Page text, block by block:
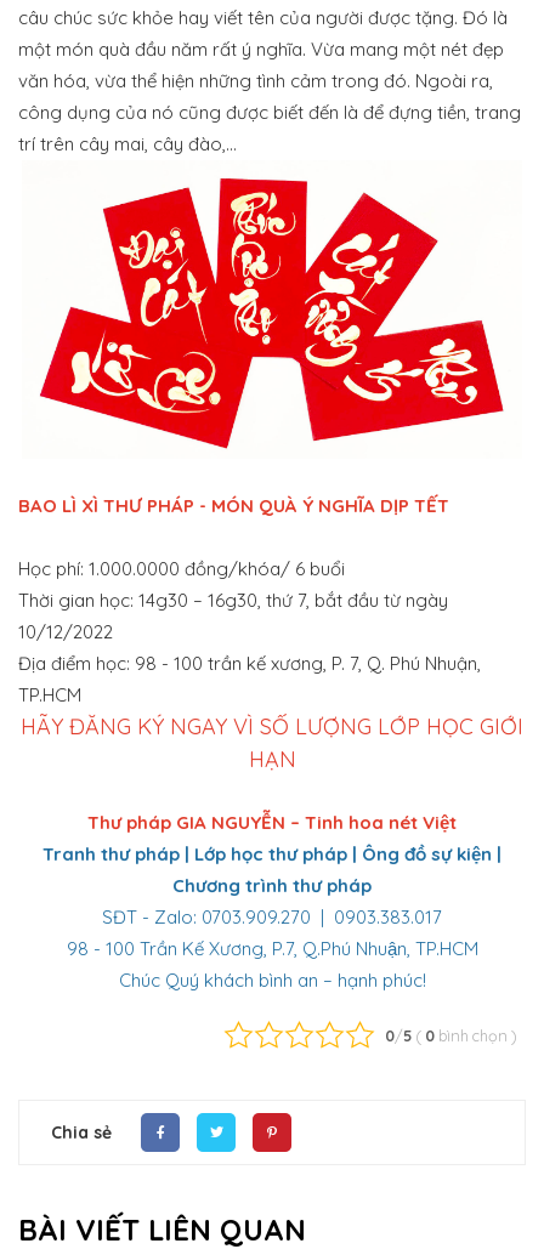
câu chúc sức khỏe hay viết tên của người được tặng. Đó là
một món quà đầu năm rất ý nghĩa. Vừa mang một nét đẹp
văn hóa, vừa thể hiện những tình cảm trong đó. Ngoài ra,
công dụng của nó cũng được biết đến là để đựng tiền, trang
trí trên cây mai, cây đào,…
BAO LÌ XÌ THƯ PHÁP - MÓN QUÀ Ý NGHĨA DỊP TẾT
Học phí: 1.000.0000 đồng/khóa/ 6 buổi
Thời gian học: 14g30 – 16g30, thứ 7, bắt đầu từ ngày
10/12/2022
Địa điểm học: 98 - 100 trần kế xương, P. 7, Q. Phú Nhuận,
TP.HCM
HÃY ĐĂNG KÝ NGAY VÌ SỐ LƯỢNG LỚP HỌC GIỚI
HẠN
Thư pháp GIA NGUYỄN – Tinh hoa nét Việt
Tranh thư pháp | Lớp học thư pháp | Ông đồ sự kiện |
Chương trình thư pháp
SĐT - Zalo: 0703.909.270 | 0903.383.017
98 - 100 Trần Kế Xương, P.7, Q.Phú Nhuận, TP.HCM
Chúc Quý khách bình an – hạnh phúc!
0/5 ( 0 bình chọn )
Chia sẻ
BÀI VIẾT LIÊN QUAN